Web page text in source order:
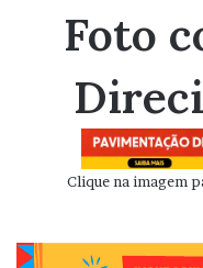
Foto
Clique na imagem